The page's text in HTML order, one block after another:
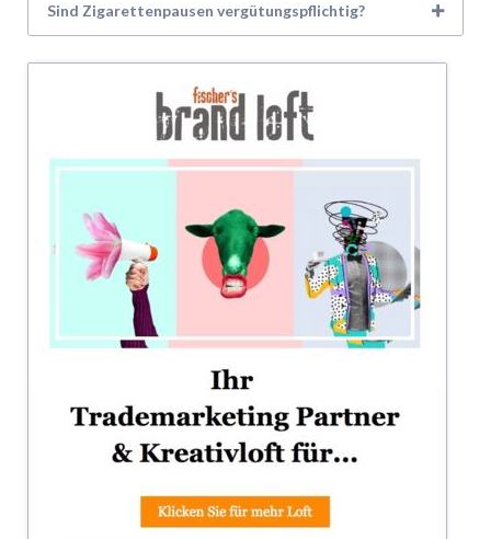
Sind Zigarettenpausen vergütungspflichtig?